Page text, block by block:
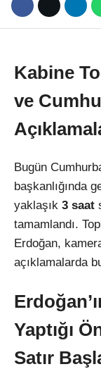
Kabine
ve
Bugün
başkanlığında
yaklaşık 3 saat
tamamlandı.
Erdoğan,
açıklamalarda
Yaptığı
Satır